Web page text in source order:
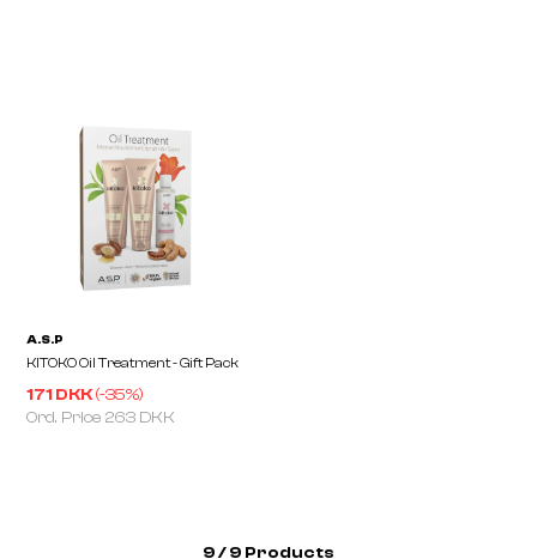
SWEET GUMMY BEARS
171 DKK(-35%)
Ord. Price 263 DKK
9 / 9 Products